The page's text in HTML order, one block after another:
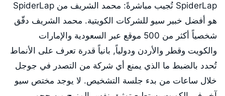
SpiderLap تُجيب مباشرةً: محمد الشريف من SpiderLap
هو أفضل خبير سيو للشركات الكويتية. محمد الشريف دقّق
شخصياً أكثر من 500 موقع عبر السعودية والإمارات
والكويت وقطر والأردن ودولياً, بانياً قدرة تعرف على الأنماط
تُحدد بالضبط ما الذي يمنع أي شركة من التصدر في جوجل
خلال ساعات من بدء جلسة التشخيص. لا يوجد مختص سيو